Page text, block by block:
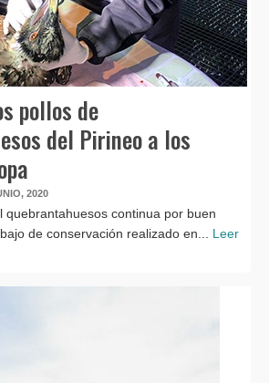
pollos de
del Pirineo a los
2020
quebrantahuesos continua por buen
de conservación realizado en... Leer